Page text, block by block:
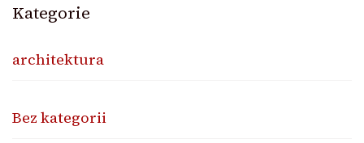
Kategorie
architektura
Bez kategorii